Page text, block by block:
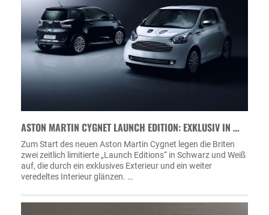
ASTON MARTIN CYGNET LAUNCH EDITION: EXKLUSIV IN …
Zum Start des neuen Aston Martin Cygnet legen die Briten
zwei zeitlich limitierte „Launch Editions“ in Schwarz und Weiß
auf, die durch ein exklusives Exterieur und ein weiter
veredeltes Interieur glänzen. …